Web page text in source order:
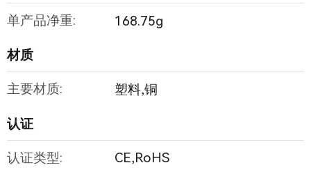
单产品净重: 168.75g
材质
主要材质: 塑料,铜
认证
认证类型: CE,RoHS